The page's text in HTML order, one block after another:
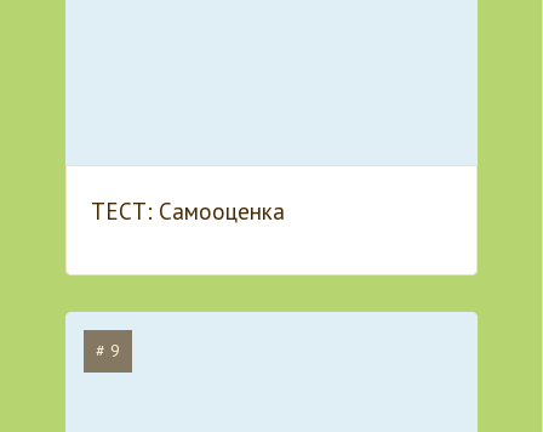
ТЕСТ: Самооценка
# 9